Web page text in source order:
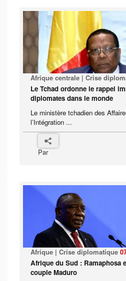
Afrique centrale | Crise
Le Tchad ordonne le rappel
diplomates dans le monde
Le ministère tchadien des
l’Intégration ...
Par
Afrique | Crise diplomatique
Afrique du Sud : Ramaphosa
couple Maduro